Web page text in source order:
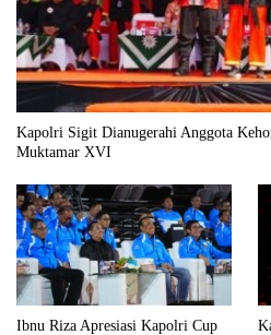
Kapolri Sigit Dianugerahi Anggota
Muktamar XVI
Ibnu Riza Apresiasi Kapolri Cup